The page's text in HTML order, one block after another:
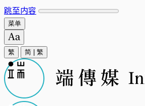
跳至内容
菜单
繁 简 繁